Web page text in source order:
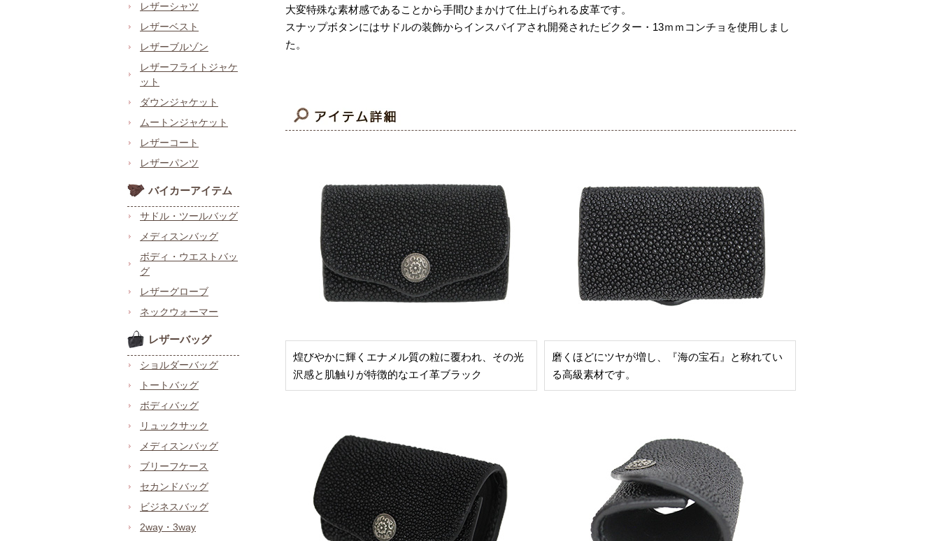
レザーシャツ
レザーベスト
レザーブルゾン
レザーフライトジャケ
ット
ダウンジャケット
ムートンジャケット
レザーコート
レザーパンツ
バイカーアイテム
サドル・ツールバッグ
メディスンバッグ
ボディ・ウエストバッ
グ
レザーグローブ
ネックウォーマー
レザーバッグ
ショルダーバッグ
トートバッグ
ボディバッグ
リュックサック
メディスンバッグ
ブリーフケース
セカンドバッグ
ビジネスバッグ
2way・3way
大変特殊な素材感であることから手間ひまかけて仕上げられる皮革です。
スナップボタンにはサドルの装飾からインスパイアされ開発されたビクター・13ｍｍコンチョを使用しまし
た。
煌びやかに輝くエナメル質の粒に覆われ、その光
沢感と肌触りが特徴的なエイ革ブラック
磨くほどにツヤが増し、『海の宝石』と称れてい
る高級素材です。